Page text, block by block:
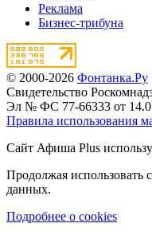
Реклама
Бизнес-трибуна
© 2000-2026 Фонтанка.Ру
Свидетельство
Эл № ФС 77-66333 от
Правила использования
Сайт Афиша Plus
Продолжая использовать
данных.
Подробнее о cookies